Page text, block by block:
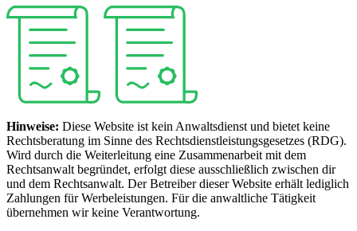
Hinweise: Diese Website ist kein Anwaltsdienst und bietet keine
Rechtsberatung im Sinne des Rechtsdienstleistungsgesetzes (RDG).
Wird durch die Weiterleitung eine Zusammenarbeit mit dem
Rechtsanwalt begründet, erfolgt diese ausschließlich zwischen dir
und dem Rechtsanwalt. Der Betreiber dieser Website erhält lediglich
Zahlungen für Werbeleistungen. Für die anwaltliche Tätigkeit
übernehmen wir keine Verantwortung.